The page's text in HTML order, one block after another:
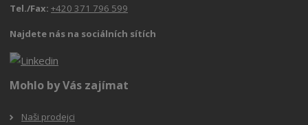
Tel./Fax:+420 371 796 599
Najdete nás na sociálních sítích
Mohlo by Vás zajímat
Naši prodejci